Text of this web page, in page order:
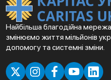
Найбільша благодійна
змінюємо життя мільйонів
допомогу та системні зміни.